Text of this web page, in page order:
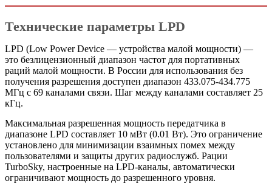
Технические параметры LPD
LPD (Low Power Device — устройства малой мощности) —
это безлицензионный диапазон частот для портативных
раций малой мощности. В России для использования без
получения разрешения доступен диапазон 433.075-434.775
МГц с 69 каналами связи. Шаг между каналами составляет 25
кГц.
Максимальная разрешенная мощность передатчика в
диапазоне LPD составляет 10 мВт (0.01 Вт). Это ограничение
установлено для минимизации взаимных помех между
пользователями и защиты других радиослужб. Рации
TurboSky, настроенные на LPD-каналы, автоматически
ограничивают мощность до разрешенного уровня.